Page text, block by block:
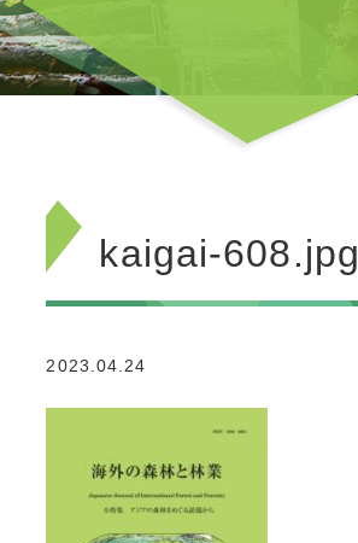
kaigai-608.jpg
2023.04.24